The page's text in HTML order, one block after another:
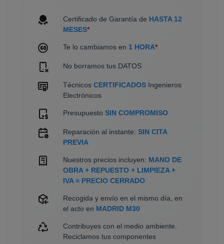
Certificado de Garantía de HASTA 12
MESES*
Te lo cambiamos en 1 HORA*
No borramos tus DATOS
Técnicos CERTIFICADOS Ingenieros
Electrónicos
Presupuesto SIN COMPROMISO
Reparación al instante: SIN CITA
PREVIA
Nuestros precios incluyen: MANO DE
OBRA + REPUESTO + LIMPIEZA +
IVA = PRECIO CERRADO
Recogida y envío en el mismo día, en
el acto en MADRID M30
Contribuyes con el medio ambiente.
Reciclamos tus componentes